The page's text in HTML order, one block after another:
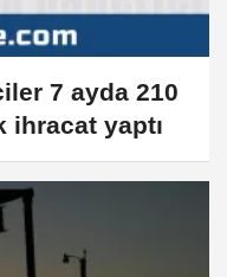
7 ayda 210
ihracat yaptı